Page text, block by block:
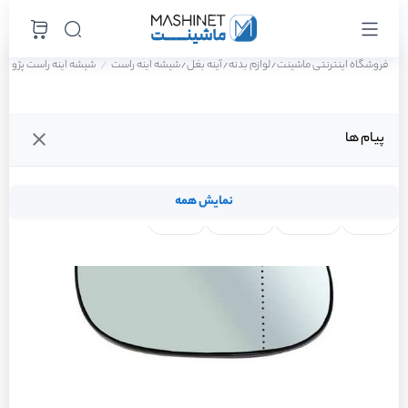
پیام ها
نمایش همه
فروشگاه اینترنتی ماشینت/لوازم بدنه/آینه بغل/شیشه اینه راست شیشه اینه راست پژو 206 SD V20 سال 1388